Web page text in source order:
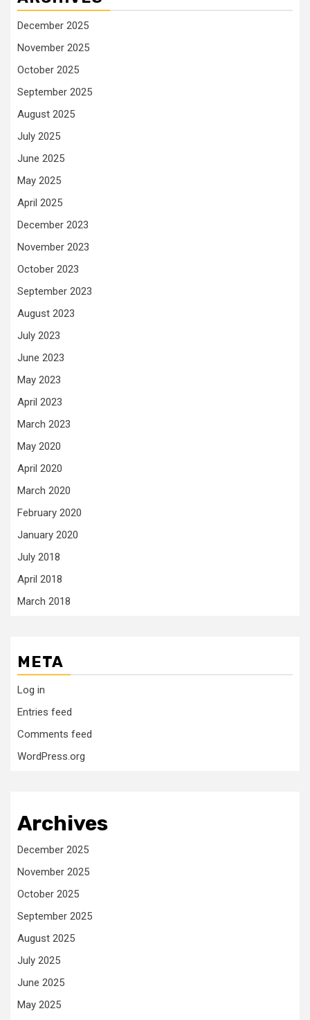
December 2025
November 2025
October 2025
September 2025
August 2025
July 2025
June 2025
May 2025
April 2025
December 2023
November 2023
October 2023
September 2023
August 2023
July 2023
June 2023
May 2023
April 2023
March 2023
May 2020
April 2020
March 2020
February 2020
January 2020
July 2018
April 2018
March 2018
META
Log in
Entries feed
Comments feed
WordPress.org
Archives
December 2025
November 2025
October 2025
September 2025
August 2025
July 2025
June 2025
May 2025